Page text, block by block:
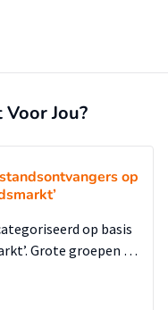
Jou?
op
op basis
Grote groepen …